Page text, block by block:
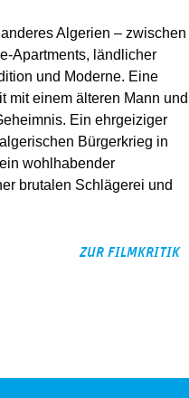
Algerien – zwischen
Apartments, ländlicher
und Moderne. Eine
mit einem älteren Mann und
Ein ehrgeiziger
Bürgerkrieg in
wohlhabender
brutalen Schlägerei und
ZUR FILMKRITIK